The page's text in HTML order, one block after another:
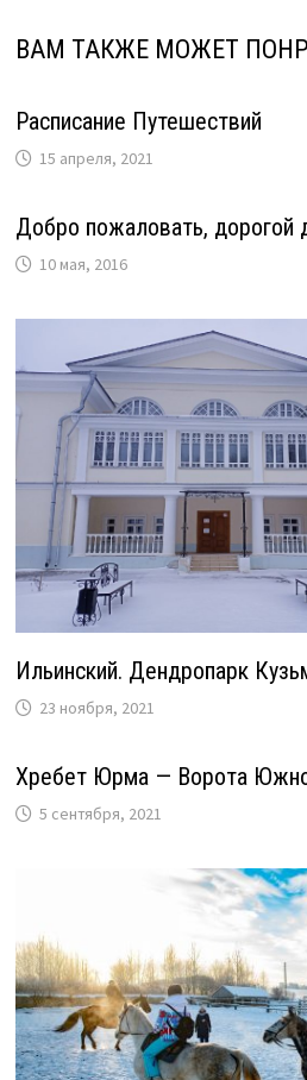
ВАМ ТАКЖЕ МОЖЕТ
Расписание Путешествий
15 апреля, 2021
Добро пожаловать, дорогой
10 мая, 2016
Ильинский. Дендропарк
23 ноября, 2021
Хребет Юрма — Ворота
5 сентября, 2021